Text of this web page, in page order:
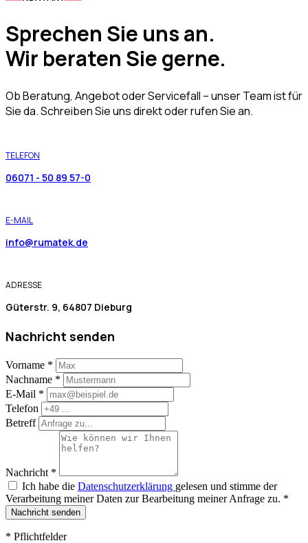
Sprechen Sie uns an.
Wir beraten Sie gerne.
Ob Beratung, Angebot oder Servicefall – unser Team ist für
Sie da. Schreiben Sie uns direkt oder rufen Sie an.
TELEFON
06071 - 50 89 57-0
E-MAIL
info@rumatek.de
ADRESSE
Güterstr. 9, 64807 Dieburg
Nachricht senden
Vorname *
Nachname *
E-Mail *
Telefon
Betreff
Nachricht *
Ich habe die Datenschutzerklärung gelesen und stimme der
Verarbeitung meiner Daten zur Bearbeitung meiner Anfrage zu. *
Nachricht senden
* Pflichtfelder